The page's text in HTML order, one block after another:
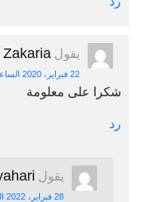
يقول
22 فبراير، 2020 الساعة 1:31 ص
شكرا على معلومة
رد
يقول
28 فبراير، 2022 الساعة 12:23 ص